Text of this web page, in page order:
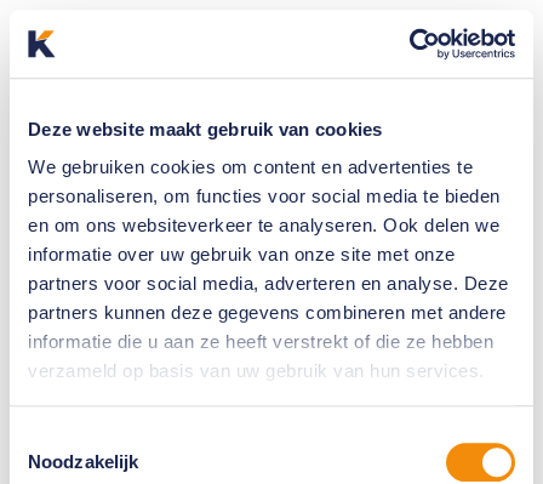
Deze website maakt gebruik van cookies
We gebruiken cookies om content en advertenties te
personaliseren, om functies voor social media te bieden
en om ons websiteverkeer te analyseren. Ook delen we
informatie over uw gebruik van onze site met onze
partners voor social media, adverteren en analyse. Deze
partners kunnen deze gegevens combineren met andere
informatie die u aan ze heeft verstrekt of die ze hebben
verzameld op basis van uw gebruik van hun services.
Noodzakelijk